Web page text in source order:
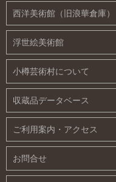
西洋美術館（旧浪華倉庫）
浮世絵美術館
小樽芸術村について
収蔵品データベース
ご利用案内・アクセス
お問合せ